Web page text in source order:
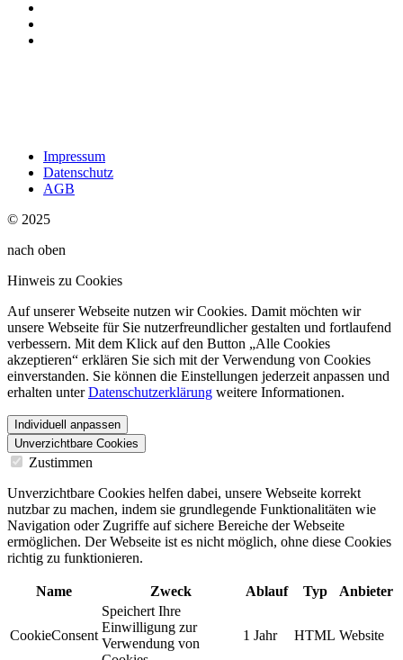
Impressum
Datenschutz
AGB
© 2025
nach oben
Hinweis zu Cookies
Auf unserer Webseite nutzen wir Cookies. Damit möchten wir
unsere Webseite für Sie nutzerfreundlicher gestalten und fortlaufend
verbessern. Mit dem Klick auf den Button „Alle Cookies
akzeptieren“ erklären Sie sich mit der Verwendung von Cookies
einverstanden. Sie können die Einstellungen jederzeit anpassen und
erhalten unterDatenschutzerklärung weitere Informationen.
Individuell anpassen
Unverzichtbare Cookies
Zustimmen
Unverzichtbare Cookies helfen dabei, unsere Webseite korrekt
nutzbar zu machen, indem sie grundlegende Funktionalitäten wie
Navigation oder Zugriffe auf sichere Bereiche der Webseite
ermöglichen. Der Webseite ist es nicht möglich, ohne diese Cookies
richtig zu funktionieren.
Name Zweck Ablauf Typ Anbieter
CookieConsent
Speichert Ihre
Einwilligung zur
Verwendung von
1 Jahr HTML Website